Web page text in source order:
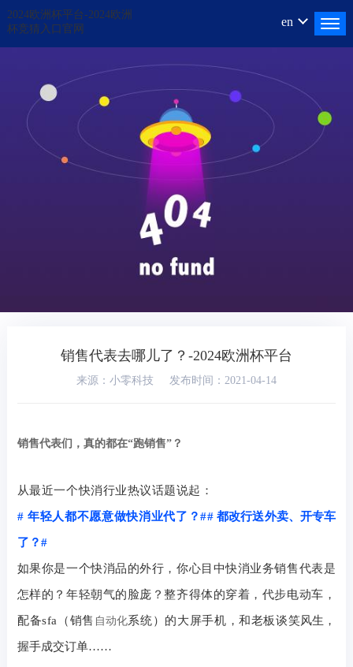
2024欧洲杯平台-2024欧洲
杯竞猜入口官网
en
销售代表去哪儿了？-2024欧洲杯平台
来源：小零科技 发布时间：2021-04-14
销售代表们，真的都在“跑销售”？
从最近一个快消行业热议话题说起：
#年轻人都不愿意做快消业代了？##都改行送外卖、开专车
了？#
如果你是一个快消品的外行，你心目中快消业务销售代表是
怎样的？年轻朝气的脸庞？整齐得体的穿着，代步电动车，
配备sfa （销售 自动化系统）的大屏手机，和老板谈笑风生，
握手成交订单……